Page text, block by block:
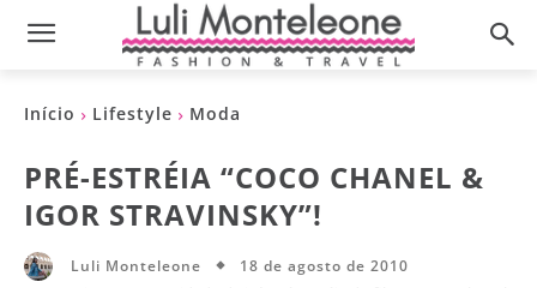
Início Lifestyle Moda
PRÉ-ESTRÉIA “COCO CHANEL &
IGOR STRAVINSKY”!
Luli Monteleone 18 de agosto de 2010